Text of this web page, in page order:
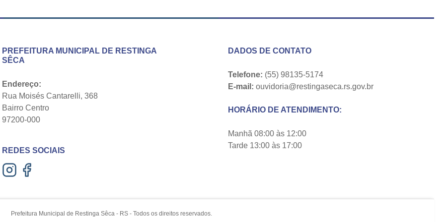
PREFEITURA MUNICIPAL DE RESTINGA
SÊCA
Endereço:
Rua Moisés Cantarelli, 368
Bairro Centro
97200-000
REDES SOCIAIS
DADOS DE CONTATO
Telefone: (55) 98135-5174
E-mail: ouvidoria@restingaseca.rs.gov.br
HORÁRIO DE ATENDIMENTO:
Manhã 08:00 às 12:00
Tarde 13:00 às 17:00
Prefeitura Municipal de Restinga Sêca - RS - Todos os direitos reservados.